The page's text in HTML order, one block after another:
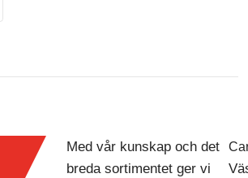
Med vår kunskap och det
breda sortimentet ger vi